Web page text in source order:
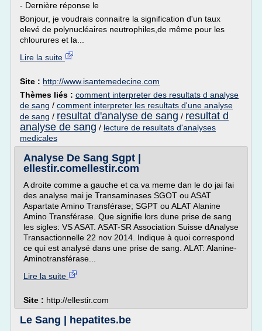
- Dernière réponse le
Bonjour, je voudrais connaitre la signification d'un taux
elevé de polynucléaires neutrophiles,de même pour les
chlourures et la...
Lire la suite
Site : http://www.isantemedecine.com
Thèmes liés : comment interpreter des resultats d analyse
de sang / comment interpreter les resultats d'une analyse
de sang / resultat d'analyse de sang / resultat d
analyse de sang / lecture de resultats d'analyses
medicales
Analyse De Sang Sgpt |
ellestir.comellestir.com
A droite comme a gauche et ca va meme dan le do jai fai
des analyse mai je Transaminases SGOT ou ASAT
Aspartate Amino Transférase; SGPT ou ALAT Alanine
Amino Transférase. Que signifie lors dune prise de sang
les sigles: VS ASAT. ASAT-SR Association Suisse dAnalyse
Transactionnelle 22 nov 2014. Indique à quoi correspond
ce qui est analysé dans une prise de sang. ALAT: Alanine-
Aminotransférase...
Lire la suite
Site : http://ellestir.com
Le Sang | hepatites.be